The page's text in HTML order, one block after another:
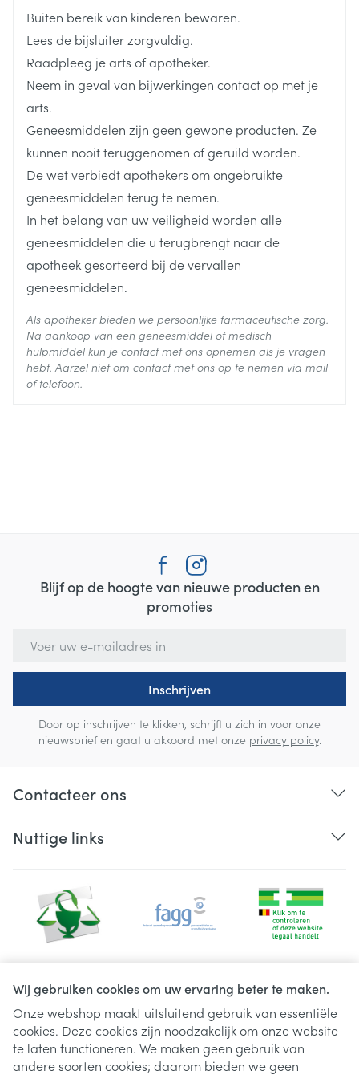
Wij gebruiken cookies om uw ervaring beter te maken.
Onze webshop maakt uitsluitend gebruik van essentiële
cookies. Deze cookies zijn noodzakelijk om onze website
te laten functioneren. We maken geen gebruik van
andere soorten cookies; daarom bieden we geen
kinderen jonger dan 12 jaar (minder dan 40 kg)
zonder voorschrift
De aanbevolen dagdosering is 60 mg/kg/dag, te
de 6 uur of 10 mg/kg om de 4 uur
De tabletten moeten met veel vloeistof worden
ingenomen
Lengte
Diepte 32 mm
Verpakking
20
Actieve
Ingrediënten
acetylsalicylzuur
Behoud Kamertemperatuur (15°C - 25°C)
Buiten bereik van kinderen bewaren.
Lees de bijsluiter zorgvuldig.
Raadpleeg je arts of apotheker.
Neem in geval van bijwerkingen contact op met je
arts.
Geneesmiddelen zijn geen gewone producten. Ze
kunnen nooit teruggenomen of geruild worden.
De wet verbiedt apothekers om ongebruikte
geneesmiddelen terug te nemen.
In het belang van uw veiligheid worden alle
geneesmiddelen die u terugbrengt naar de
apotheek gesorteerd bij de vervallen
geneesmiddelen.
Als apotheker bieden we persoonlijke farmaceutische zorg.
Na aankoop van een geneesmiddel of medisch
hulpmiddel kun je contact met ons opnemen als je vragen
hebt. Aarzel niet om contact met ons op te nemen via mail
of telefoon.
Blijf op de hoogte van nieuwe producten en
promoties
Inschrijven
Door op inschrijven te klikken, schrijft u zich in voor onze
nieuwsbrief en gaat u akkoord met onze privacy policy.
Contacteer ons
Nuttige links
Juridische links